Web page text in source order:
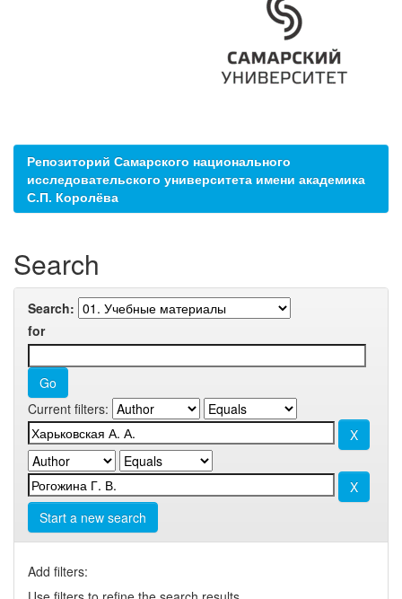
Репозиторий Самарского национального
исследовательского университета имени академика
С.П. Королёва
Search
Search:
for
Current filters:
Start a new search
Add filters: